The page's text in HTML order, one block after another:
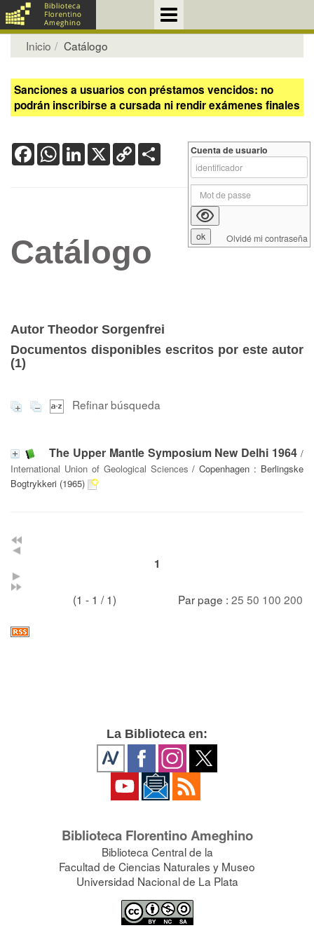
Inicio Catálogo
Sanciones a usuarios con préstamos vencidos: no
podrán inscribirse a cursada ni rendir exámenes finales
FacebookWhatsApp
LinkedIn
X Copy
Link
Catálogo
Autor Theodor Sorgenfrei
Documentos disponibles escritos por este autor
(1)
Refinar búsqueda
The Upper Mantle Symposium New Delhi 1964 /
International Union of Geological Sciences / Copenhagen : Berlingske
Bogtrykkeri (1965)
1
(1 - 1 / 1) Par page : 25 50 100 200
Cuenta de usuario
Olvidé mi contraseña
La Biblioteca en:
Biblioteca Florentino Ameghino
Biblioteca Central de la
Facultad de Ciencias Naturales y Museo
Universidad Nacional de La Plata